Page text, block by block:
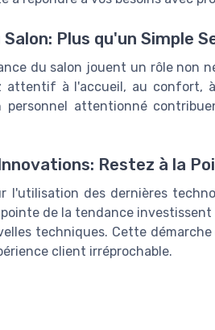
Plus qu'un Simple
du salon jouent un rôle non
attentif à l'accueil, au confort,
attentionné
Restez à la
l'utilisation des dernières
de la tendance
techniques. Cette
client irréprochable.